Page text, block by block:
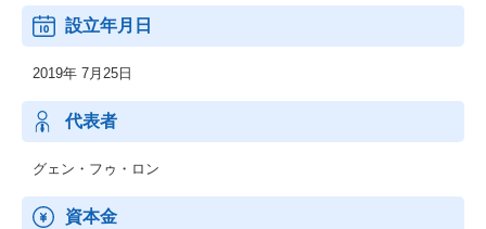
【ソリューション例】
・ERP/SAP
・DX
・Salesforce
・LCP(ローコードプログラム)
・BPO
・BPG(ビジネスプロデューサー)
設立年月日
2019年 7月25日
代表者
グェン・フゥ・ロン
資本金